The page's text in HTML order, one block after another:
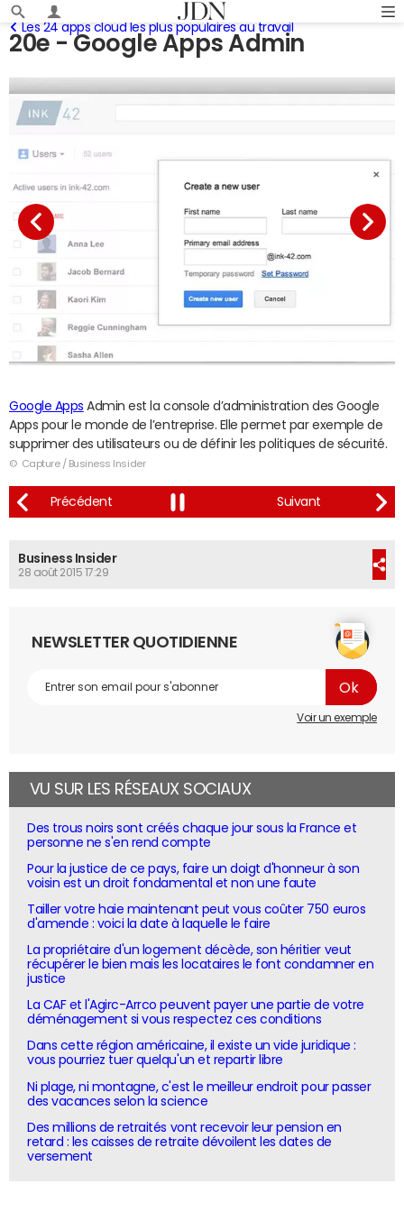
20e - Google Apps Admin
Les 24 apps cloud les plus populaires au travail
Google Apps Admin est la console d’administration des Google
Apps pour le monde de l’entreprise. Elle permet par exemple de
supprimer des utilisateurs ou de définir les politiques de sécurité.
© Capture / Business Insider
Business Insider
28 août 2015 17:29
NEWSLETTER QUOTIDIENNE
Voir un exemple
VU SUR LES RÉSEAUX SOCIAUX
Des trous noirs sont créés chaque jour sous la France et
personne ne s'en rend compte
Pour la justice de ce pays, faire un doigt d'honneur à son
voisin est un droit fondamental et non une faute
Tailler votre haie maintenant peut vous coûter 750 euros
d'amende : voici la date à laquelle le faire
La propriétaire d'un logement décède, son héritier veut
récupérer le bien mais les locataires le font condamner en
justice
La CAF et l'Agirc-Arrco peuvent payer une partie de votre
déménagement si vous respectez ces conditions
Dans cette région américaine, il existe un vide juridique :
vous pourriez tuer quelqu'un et repartir libre
Ni plage, ni montagne, c'est le meilleur endroit pour passer
des vacances selon la science
Des millions de retraités vont recevoir leur pension en
retard : les caisses de retraite dévoilent les dates de
versement